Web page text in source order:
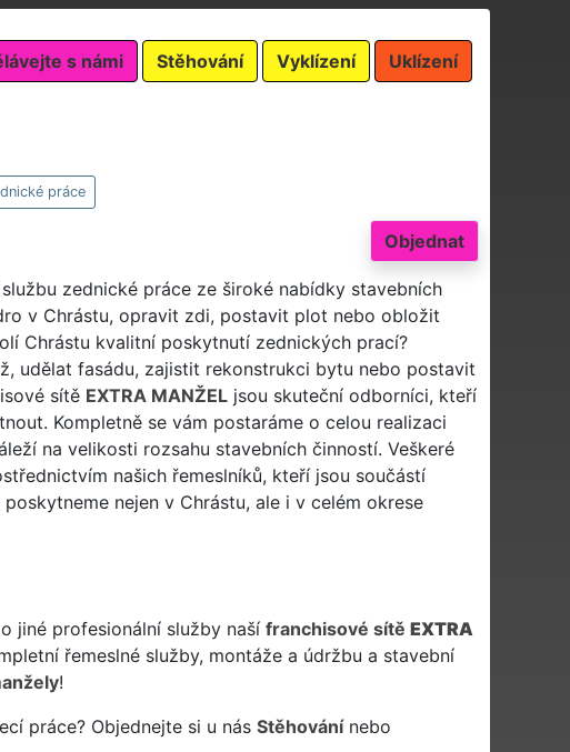
s námi Stěhování Vyklízení Uklízení
práce
Objednat
zednické práce ze široké nabídky stavebních
v Chrástu, opravit zdi, postavit plot nebo obložit
Chrástu kvalitní poskytnutí zednických prací?
udělat fasádu, zajistit rekonstrukci bytu nebo postavit
sítě EXTRA MANŽELjsou skuteční odborníci, kteří
Kompletně se vám postaráme o celou realizaci
na velikosti rozsahu stavebních činností. Veškeré
našich řemeslníků, kteří jsou součástí
nejen v Chrástu, ale i v celém okrese
jiné profesionální služby naší franchisové sítě EXTRA
řemeslné služby, montáže a údržbu a stavební
!
práce? Objednejte si u nás Stěhovánínebo